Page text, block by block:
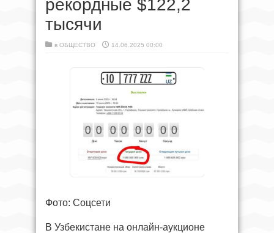
рекордные $122,2
тысячи
в ОБЩЕСТВО 14.06.2025 00:00
Фото: Соцсети
В Узбекистане на онлайн-аукционе